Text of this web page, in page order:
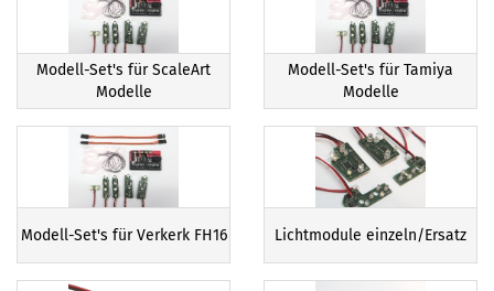
Modell-Set's für ScaleArt
Modelle
Modell-Set's für Tamiya
Modelle
Modell-Set's für Verkerk FH16 Lichtmodule einzeln/Ersatz